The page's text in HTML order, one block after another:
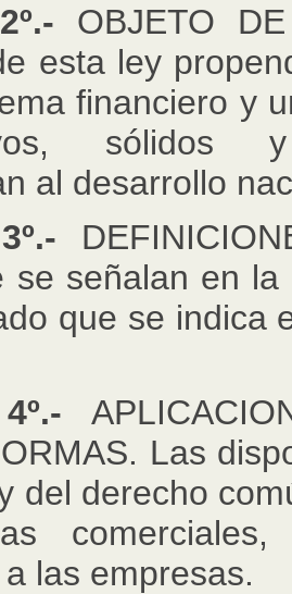
OBJETO
esta ley
financiero y
sólidos
al desarrollo
se señalan en
que se indica
Las
del derecho
las empresas.